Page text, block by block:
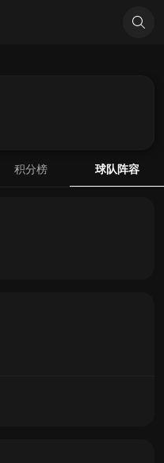
积分榜 球队阵容